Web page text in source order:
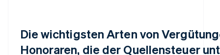
Die wichtigsten Arten von
Honoraren, die der Quellensteuer